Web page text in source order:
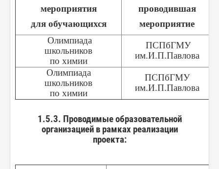
мероприятия
для обучающихся
проводившая
мероприятие
Олимпиада
школьников
по химии
ПСПбГМУ
им.И.П.Павлова
Олимпиада
школьников
по химии
ПСПбГМУ
им.И.П.Павлова
1.5.3. Проводимые образовательной
организацией в рамках реализации
проекта: